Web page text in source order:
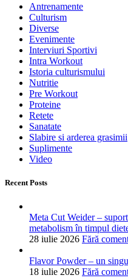
Antrenamente
Culturism
Diverse
Evenimente
Interviuri Sportivi
Intra Workout
Istoria culturismului
Nutritie
Pre Workout
Proteine
Retete
Sanatate
Slabire si arderea grasimii
Suplimente
Video
Recent Posts
Meta Cut Weider –
metabolism în timpul
28 iulie 2026 Fără
Flavor Powder – un
18 iulie 2026 Fără